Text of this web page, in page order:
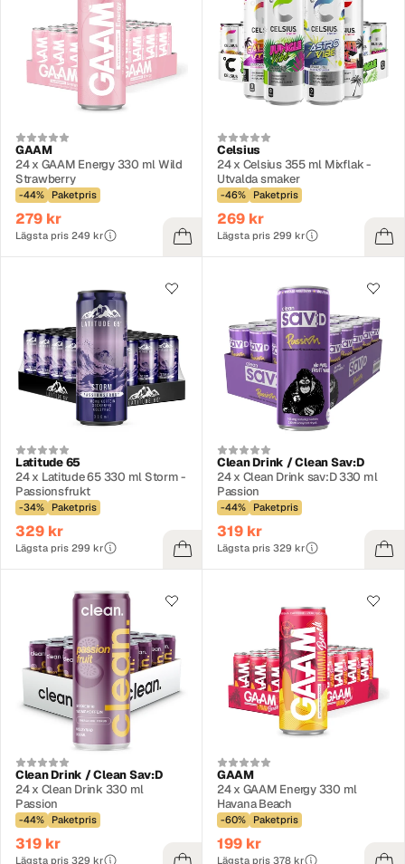
GAAM
24 x GAAM Energy 330 ml Wild
Strawberry
-44% Paketpris
279 kr
Lägsta pris 249 kr
Celsius
24 x Celsius 355 ml Mixflak -
Utvalda smaker
-46% Paketpris
269 kr
Lägsta pris 299 kr
Latitude 65
24 x Latitude 65 330 ml Storm -
Passionsfrukt
-34% Paketpris
329 kr
Lägsta pris 299 kr
Clean Drink / Clean Sav:D
24 x Clean Drink sav:D 330 ml
Passion
-44% Paketpris
319 kr
Lägsta pris 329 kr
Clean Drink / Clean Sav:D
24 x Clean Drink 330 ml
Passion
-44% Paketpris
319 kr
Lägsta pris 329 kr
GAAM
24 x GAAM Energy 330 ml
Havana Beach
-60% Paketpris
199 kr
Lägsta pris 378 kr